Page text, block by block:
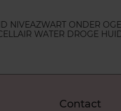
NIVEAZWART ONDER
WATER DROGE
Contact